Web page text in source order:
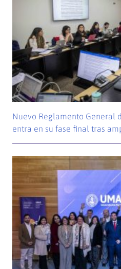
Nuevo Reglamento General
entra en su fase final tras